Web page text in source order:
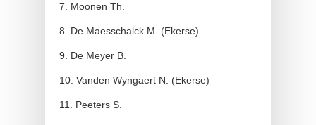
7. Moonen Th.
8. De Maesschalck M. (Ekerse)
9. De Meyer B.
10. Vanden Wyngaert N. (Ekerse)
11. Peeters S.